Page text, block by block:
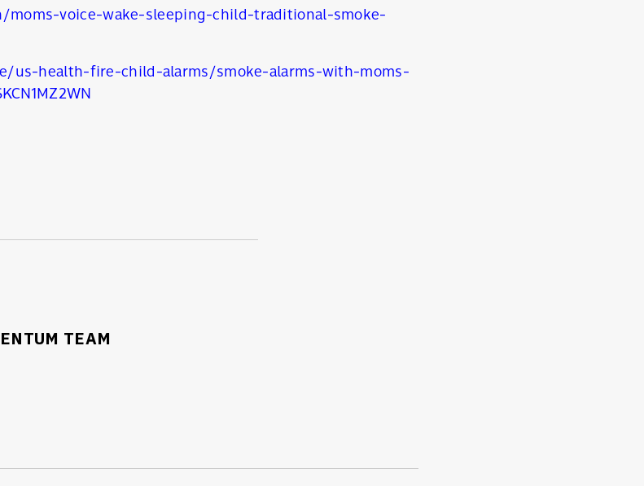
voice-wake-sleeping-child-traditional-smoke-
us-health-fire-child-alarms/smoke-alarms-with-moms-
TEAM